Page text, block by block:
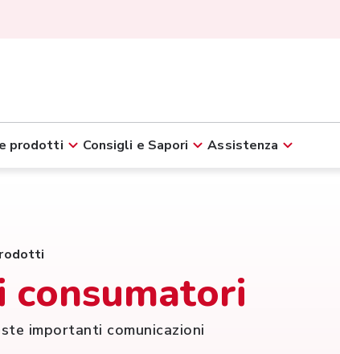
prodotti Consigli e Sapori Assistenza
consumatori
importanti comunicazioni